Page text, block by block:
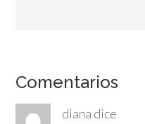
Comentarios
diana dice